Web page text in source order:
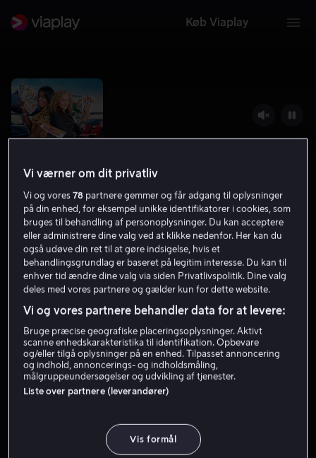
Køb Viaplay
Queenpins
6.4 Komedie 2021 1 t. 45 min
7 år
HD
Lej 49 kr
Køb 109 kr
Se trailer
“Queenpins” er en absurd komedie inspireret af en
“Queenpins” er en absurd komedie inspireret af en sand
Vi værner om dit privatliv
Vi og vores78 partnere gemmer og får adgang til oplysninger
på din enhed, for eksempel unikke identifikatorer i cookies, som
bruges til behandling af personoplysninger. Du kan acceptere
eller administrere dine valg ved at klikke nedenfor. Her kan du
også udøve din ret til at gøre indsigelse, hvis et
behandlingsgrundlag er baseret på legitim interesse. Du kan til
enhver tid ændre dine valg via siden Privatlivspolitik. Dine valg
deles med vores partnere og gælder kun for dette website.
Vi og vores partnere behandler data for at levere:
Bruge præcise geografiske placeringsoplysninger. Aktivt
scanne enhedskarakteristika til identifikation. Opbevare
og/eller tilgå oplysninger på en enhed. Tilpasset annoncering
og indhold, annoncerings- og indholdsmåling,
målgruppeundersøgelser og udvikling af tjenester.
Liste over partnere (leverandører)
Vis formål